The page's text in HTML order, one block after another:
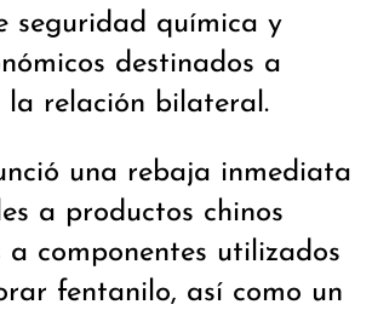
seguridad química y
destinados a
la relación bilateral.
una rebaja inmediata
a productos chinos
a componentes utilizados
fentanilo, así como un